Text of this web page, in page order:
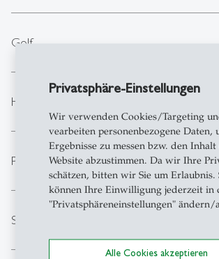
Privatsphäre-Einstellungen
Wir verwenden Cookies/Targeting
vearbeiten personenbezogene Daten,
Ergebnisse zu messen bzw. den
Website abzustimmen. Da wir Ihre
schätzen, bitten wir Sie um Erlaubnis.
können Ihre Einwilligung jederzeit in
"Privatsphäreneinstellungen" ändern/
Alle Cookies akzeptieren
Golf
HYROX
Padel
Schneeschuhtouren für Privatpersonen